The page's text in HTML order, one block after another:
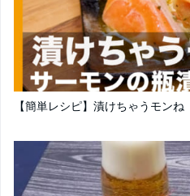
【簡単レシピ】漬けちゃうモン